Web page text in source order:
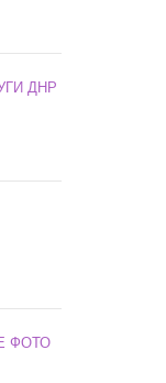
ДНР
ФОТО